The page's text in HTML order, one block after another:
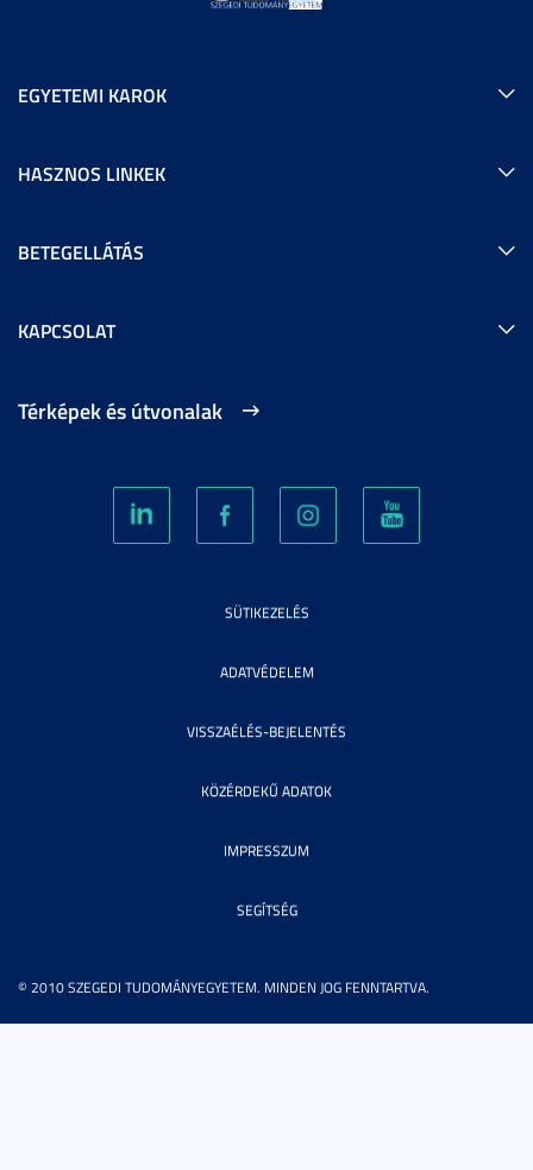
EGYETEMI KAROK
HASZNOS LINKEK
BETEGELLÁTÁS
KAPCSOLAT
Térképek és útvonalak
© 2010 SZEGEDI TUDOMÁNYEGYETEM. MINDEN JOG FENNTARTVA.
SÜTIKEZELÉS
ADATVÉDELEM
VISSZAÉLÉS-BEJELENTÉS
KÖZÉRDEKŰ ADATOK
IMPRESSZUM
SEGÍTSÉG